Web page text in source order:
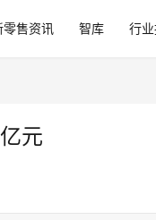
零售资讯 智库 行
元